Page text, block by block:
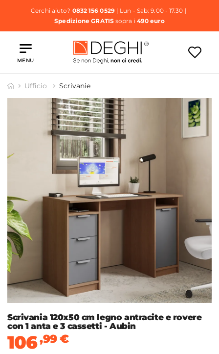
Cerchi aiuto? 0832 156 0529| Lun - Sab: 9.00 - 17.30 |
Spedizione GRATISsopra i 490 euro
MENU
Ufficio Scrivanie
Scrivania 120x50 cm legno antracite e rovere
con 1 anta e 3 cassetti - Aubin
106,99€